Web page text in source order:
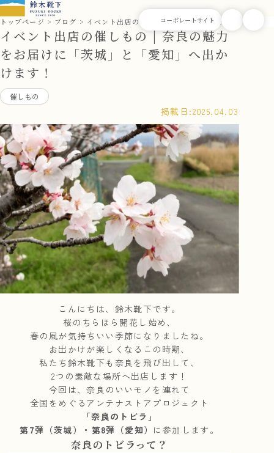
トップページ ブログ イベント出店の催しもの | 奈良の魅力をお届けに「茨
イベント出店の催しもの | 奈良の魅力
をお届けに「茨城」と「愛知」へ出か
けます！
催しもの
掲載日:2025.04.03
こんにちは、鈴木靴下です。
桜のちらほら開花し始め、
春の風が気持ちいい季節になりましたね。
お出かけが楽しくなるこの時期、
私たち鈴木靴下も奈良を飛び出して、
2つの素敵な場所へ出店します！
今回は、奈良のいいモノを連れて
全国をめぐるアンテナストアプロジェクト
「奈良のトビラ」
第7弾（茨城）・第8弾（愛知） に参加します。
奈良のトビラって？